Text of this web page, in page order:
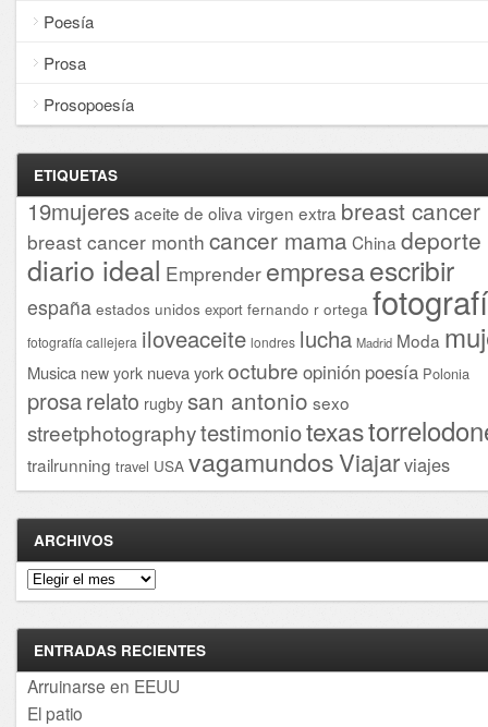
Poesía
Prosa
Prosopoesía
ETIQUETAS
19mujeresaceite de oliva virgen extra breast cancer
breast cancer month cancer mama China deporte
diario ideal Emprender empresaescribir
españa estados unidos export fernando r ortega
fotografía callejera iloveaceite londres lucha Madrid Moda
Musica new york nueva yorkoctubre opinión poesía Polonia
prosarelato rugby san antonio sexo
streetphotographytestimoniotexas
trailrunning travel USA vagamundosViajarviajes
ARCHIVOS
Archivos
ENTRADAS RECIENTES
Arruinarse en EEUU
El patio